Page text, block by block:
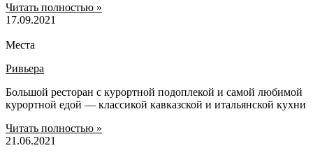
Читать полностью »
17.09.2021
Места
Ривьера
Большой ресторан с курортной подоплекой и самой любимой
курортной едой — классикой кавказской и итальянской кухни
Читать полностью »
21.06.2021